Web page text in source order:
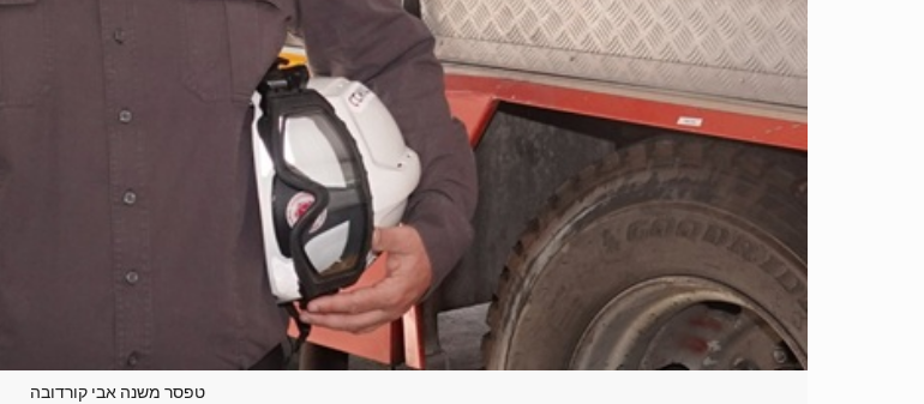
טפסר משנה אבי קורדובה